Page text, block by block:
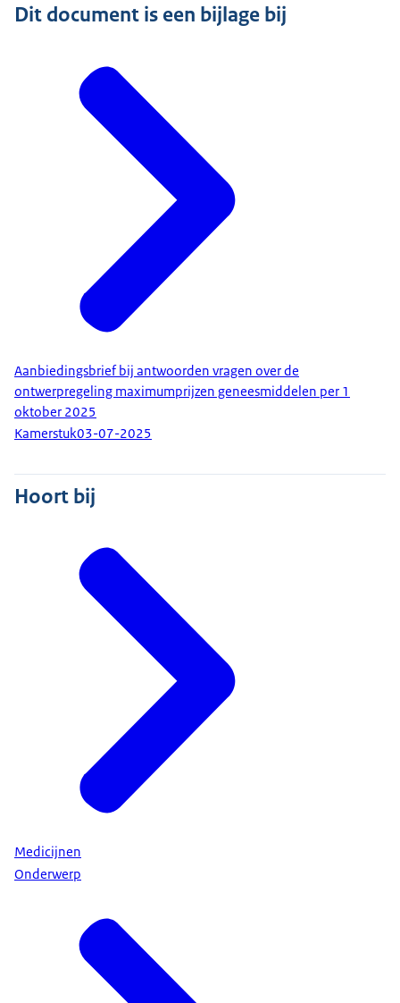
Dit document is een bijlage bij
Aanbiedingsbrief bij antwoorden vragen over de
ontwerpregeling maximumprijzen geneesmiddelen per 1
oktober 2025
Kamerstuk03-07-2025
Hoort bij
Medicijnen
Onderwerp